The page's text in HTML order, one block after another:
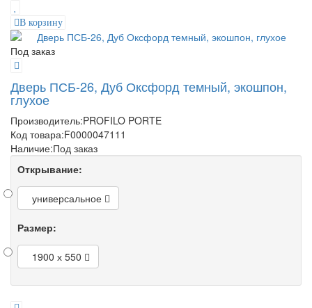
В корзину
Под заказ
Дверь ПСБ-26, Дуб Оксфорд темный, экошпон,
глухое
Производитель:PROFILO PORTE
Код товара:F0000047111
Наличие:Под заказ
Открывание:
универсальное
Размер:
1900 х 550